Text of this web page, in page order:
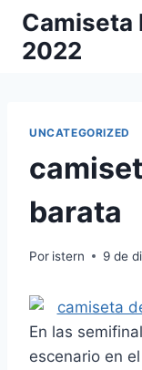
Saltar
contenido
Camiseta
2022
UNCATEGORIZED
barata
Por istern 9 de
En las
escenario en